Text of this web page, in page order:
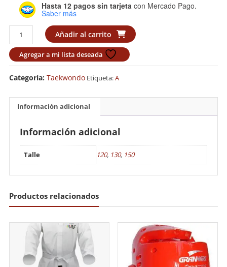
Hasta 12 pagos sin tarjetacon Mercado Pago.
Saber más
Dobok
Adidas
ADI-
CLUB
WTF
Añadir al carrito
Agregar a mi lista deseada
Categoría: Taekwondo Etiqueta:A
Información adicional
Información adicional
Talle 120, 130, 150
Productos relacionados